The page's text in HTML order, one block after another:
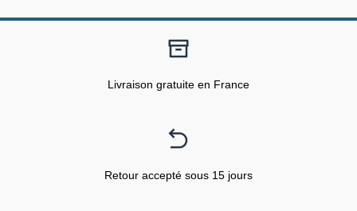
Livraison gratuite en France
Retour accepté sous 15 jours